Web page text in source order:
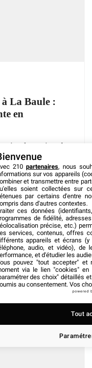
La Baule :
en
simple station de
imposée
210 partenaires, nous
sur vos appareils
et transmettre entre
soient collectées sur
par certains d'entre
dans d'autres contextes.
ces données
de fidélité,
précise, etc.)
services, contenus, offres
appareils et écrans (y
audio, et vidéo), de
et d'étudier les
pouvez "tout accepter" et
via le lien "cookies" en
des choix" détaillés
au consentement. Vos
powered
Tout